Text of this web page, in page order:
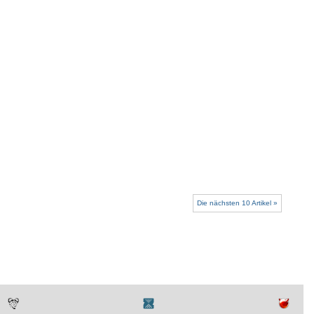
Die nächsten 10 Artikel »